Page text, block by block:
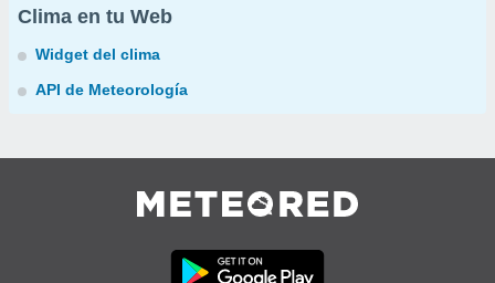
Clima en tu Web
Widget del clima
API de Meteorología